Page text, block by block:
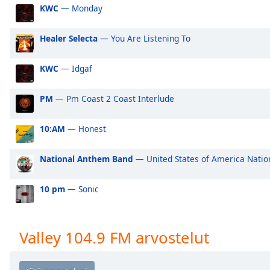
Audio
Track
Picture-
in-
Fullscreen
This
modal
window.
Beginning
dialog
window.
cancel
KWC — Monday
Healer Selecta — You Are Listening To
KWC — Idgaf
PM — Pm Coast 2 Coast Interlude
10:AM — Honest
National Anthem Band — United States of America
10 pm — Sonic
Valley 104.9 FM arvostelut